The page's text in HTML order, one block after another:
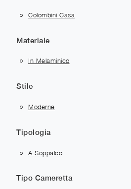
Colombini Casa
Materiale
In Melaminico
Stile
Moderne
Tipologia
A Soppalco
Tipo Cameretta